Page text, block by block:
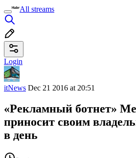
All streams
Login
itNews Dec 21 2016 at 20:51
«Рекламный ботнет»
приносит своим
в день